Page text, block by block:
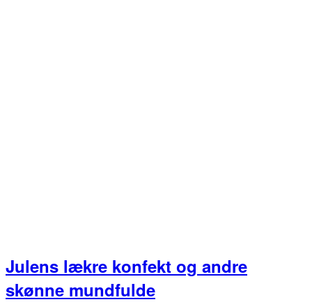
Julens lækre konfekt og andre
skønne mundfulde